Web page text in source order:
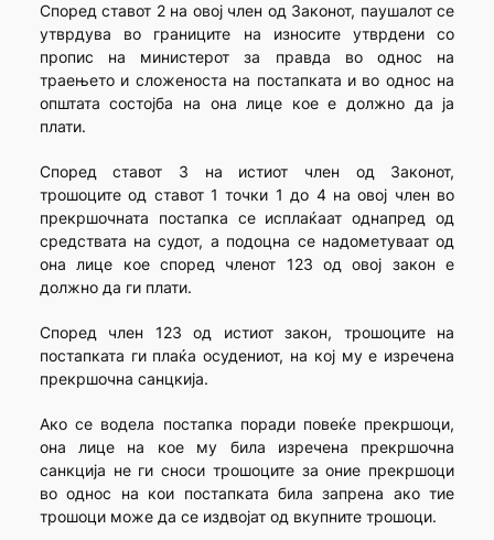
Според ставот 2 на овој член од Законот, паушалот се
утврдува во границите на износите утврдени со
пропис на министерот за правда во однос на
траењето и сложеноста на постапката и во однос на
општата состојба на она лице кое е должно да ја
плати.
Според ставот 3 на истиот член од Законот,
трошоците од ставот 1 точки 1 до 4 на овој член во
прекршочната постапка се исплаќаат однапред од
средствата на судот, а подоцна се надометуваат од
она лице кое според членот 123 од овој закон е
должно да ги плати.
Според член 123 од истиот закон, трошоците на
постап­ката ги плаќа осудениот, на кој му е изречена
прекршочна санцкија.
Ако се водела постапка поради повеќе прекршоци,
она лице на кое му била изречена прекршочна
санкција не ги сноси трошоците за оние прекршоци
во однос на кои постапката била запрена ако тие
трошоци може да се издвојат од вкупните трошоци.